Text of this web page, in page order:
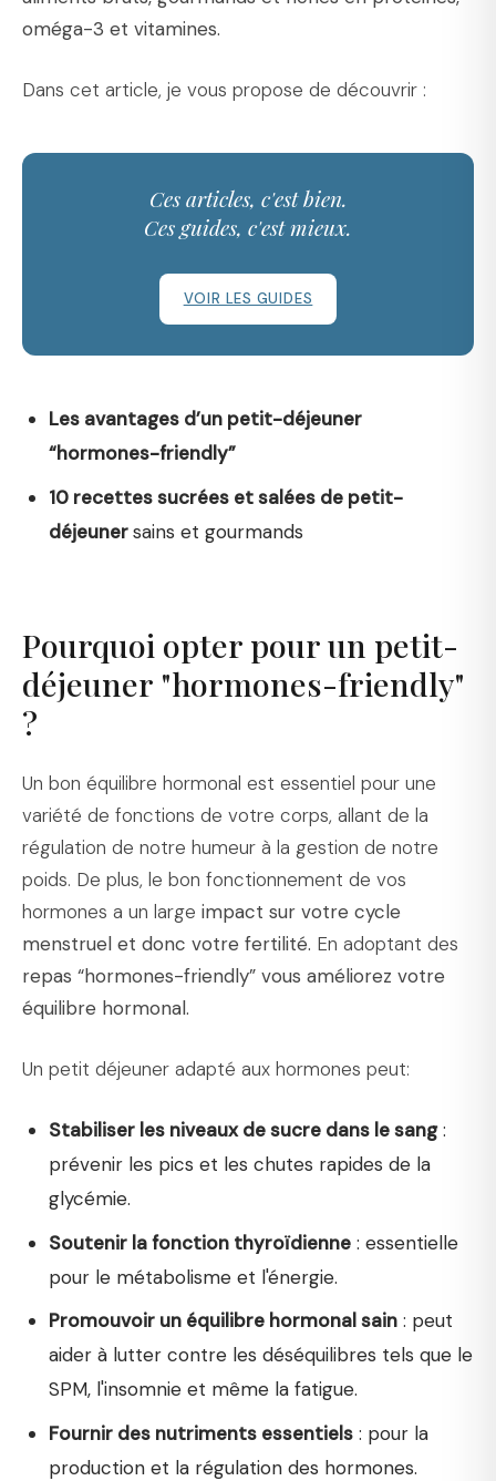
oméga-3 et vitamines.
Dans cet article, je vous propose de découvrir :
Ces articles, c'est bien.
Ces guides, c'est mieux.
VOIR LES GUIDES
Les avantages d’un petit-déjeuner
“hormones-friendly”
10 recettes sucrées et salées de petit-
déjeunersains et gourmands
Pourquoi opter pour un petit-
déjeuner "hormones-friendly"
?
Un bon équilibre hormonal est essentiel pour une
variété de fonctions de votre corps, allant de la
régulation de notre humeur à la gestion de notre
poids. De plus, le bon fonctionnement de vos
hormones a un large impact sur votre cycle
menstruel et donc votre fertilité. En adoptant des
repas “hormones-friendly” vous améliorez votre
équilibre hormonal.
Un petit déjeuner adapté aux hormones peut:
Stabiliser les niveaux de sucre dans le sang:
prévenir les pics et les chutes rapides de la
glycémie.
Soutenir la fonction thyroïdienne: essentielle
pour le métabolisme et l'énergie.
Promouvoir un équilibre hormonal sain: peut
aider à lutter contre les déséquilibres tels que le
SPM, l'insomnie et même la fatigue.
Fournir des nutriments essentiels: pour la
production et la régulation des hormones.